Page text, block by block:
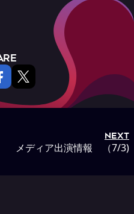
NEXT
メディア出演情報 （7/3)